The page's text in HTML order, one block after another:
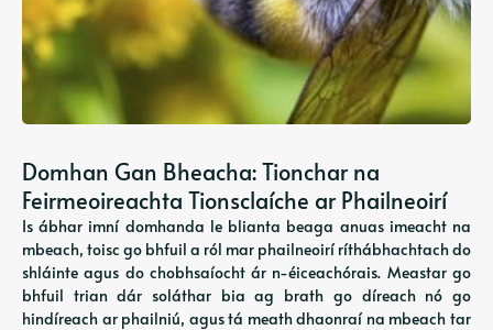
Domhan Gan Bheacha: Tionchar na
Feirmeoireachta Tionsclaíche ar Phailneoirí
Is ábhar imní domhanda le blianta beaga anuas imeacht na
mbeach, toisc go bhfuil a ról mar phailneoirí ríthábhachtach do
shláinte agus do chobhsaíocht ár n-éiceachórais. Meastar go
bhfuil trian dár soláthar bia ag brath go díreach nó go
hindíreach ar phailniú, agus tá meath dhaonraí na mbeach tar